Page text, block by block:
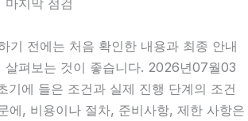
기 전에는 처음 확인한 내용과 최종 안내
살펴보는 것이 좋습니다. 2026년07월03
기에 들은 조건과 실제 진행 단계의 조건
에, 비용이나 절차, 준비사항, 제한 사항은